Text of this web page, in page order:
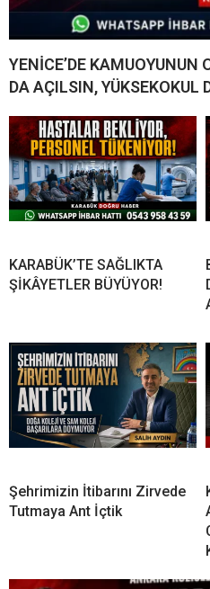
YENİCE’DE KAMUOYUNUN
DA AÇILSIN, YÜKSEKOKUL
KARABÜK’TE SAĞLIKTA
ŞİKÂYETLER BÜYÜYOR!
Şehrimizin İtibarını Zirvede
Tutmaya Ant İçtik